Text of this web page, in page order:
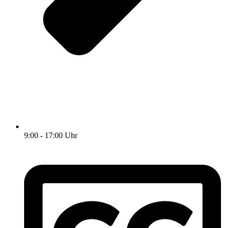
9:00 - 17:00 Uhr